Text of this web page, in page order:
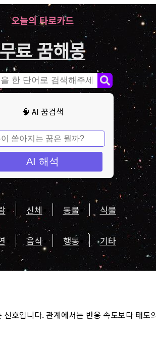
오늘의 타로카드
무료 꿈해몽
🧠 AI 꿈검색
AI 해석
신체 동물 식물
음식 행동 기타
호입니다. 관계에서는 반응 속도보다 태